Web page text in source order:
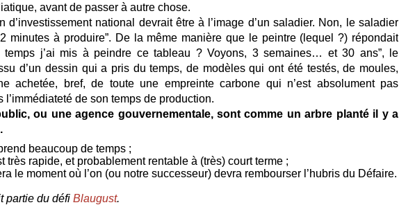
avant de passer à autre chose.
d’investissement national devrait être à l’image d’un saladier. Non, le saladier
minutes à produire”. De la même manière que le peintre (lequel ?) répondait
temps j’ai mis à peindre ce tableau ? Voyons, 3 semaines… et 30 ans”, le
d’un dessin qui a pris du temps, de modèles qui ont été testés, de moules,
achetée, bref, de toute une empreinte carbone qui n’est absolument pas
l’immédiateté de son temps de production.
ou une agence gouvernementale, sont comme un arbre planté il y a
beaucoup de temps ;
très rapide, et probablement rentable à (très) court terme ;
le moment où l’on (ou notre successeur) devra rembourser l’hubris du Défaire.
partie du défi Blaugust.